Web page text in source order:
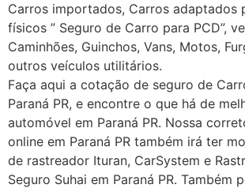
Carros importados, Carros adaptados
físicos ” Seguro de Carro para PCD”,
Caminhões, Guinchos, Vans, Motos,
outros veículos utilitários.
Faça aqui a cotação de seguro de
Paraná PR, e encontre o que há de
automóvel em Paraná PR. Nossa
online em Paraná PR também irá ter
de rastreador Ituran, CarSystem e
Seguro Suhai em Paraná PR. Também